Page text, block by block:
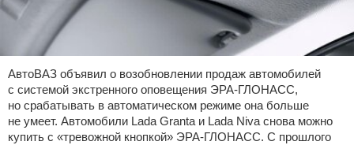
АвтоВАЗ объявил о возобновлении продаж автомобилей
с системой экстренного оповещения ЭРА-ГЛОНАСС,
но срабатывать в автоматическом режиме она больше
не умеет. Автомобили Lada Granta и Lada Niva снова можно
купить с «тревожной кнопкой» ЭРА-ГЛОНАСС. С прошлого